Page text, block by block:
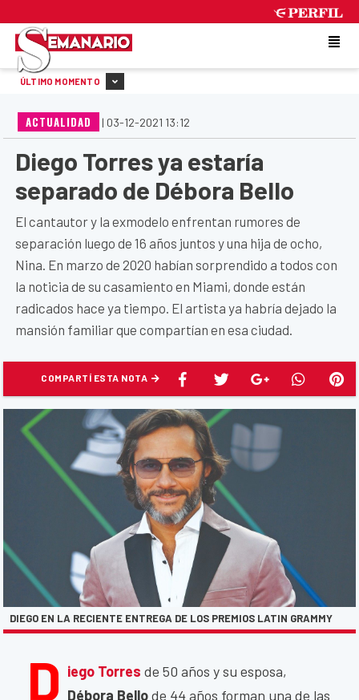
ÚLTIMO MOMENTO
ACTUALIDAD | 03-12-2021 13:12
Diego Torres ya estaría
separado de Débora Bello
El cantautor y la exmodelo enfrentan rumores de
separación luego de 16 años juntos y una hija de ocho,
Nina. En marzo de 2020 habían sorprendido a todos con
la noticia de su casamiento en Miami, donde están
radicados hace ya tiempo. El artista ya habría dejado la
mansión familiar que compartían en esa ciudad.
COMPARTÍ ESTA NOTA
DIEGO EN LA RECIENTE ENTREGA DE LOS PREMIOS LATIN GRAMMY
D iego Torres de 50 años y su esposa,
Débora Bellode 44 años forman una de las